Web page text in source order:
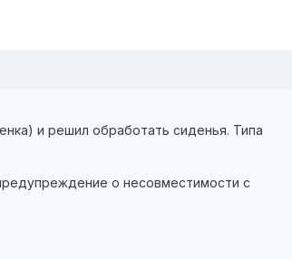
и решил обработать сиденья. Типа
о несовместимости с